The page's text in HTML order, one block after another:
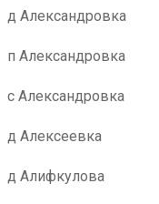
д Александровка
п Александровка
с Александровка
д Алексеевка
д Алифкулова